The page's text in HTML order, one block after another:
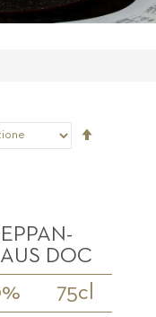
DOC
75cl